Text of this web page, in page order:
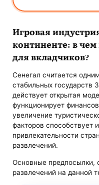
Игровая
континенте: в
для вкладчиков?
Сенегал считается
стабильных государств
действует открытая
функционирует
увеличение
факторов способствует
привлекательности
развлечений.
Основные предпосылки,
развлечений на данной